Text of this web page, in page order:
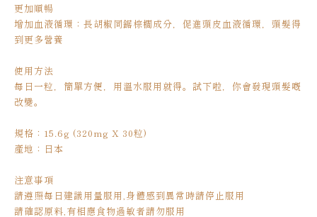
更加順暢
增加血液循環：長胡椒同鋸棕櫚成分，促進頭皮血液循環，頭髮得
到更多營養
使用方法
每日一粒，簡單方便，用溫水服用就得。試下啦，你會發現頭髮嘅
改變。
規格：15.6g (320mg X 30粒)
產地：日本
注意事項
請遵照每日建議用量服用,身體感到異常時請停止服用
請確認原料,有相應食物過敏者請勿服用